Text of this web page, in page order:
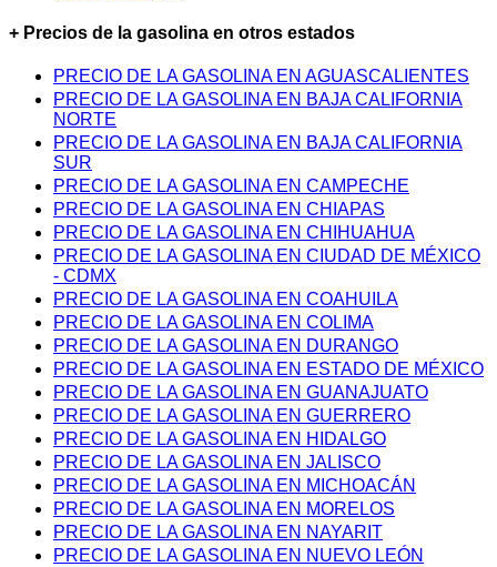
+ Precios de la gasolina en otros estados
PRECIO DE LA GASOLINA EN AGUASCALIENTES
PRECIO DE LA GASOLINA EN BAJA CALIFORNIA
NORTE
PRECIO DE LA GASOLINA EN BAJA CALIFORNIA
SUR
PRECIO DE LA GASOLINA EN CAMPECHE
PRECIO DE LA GASOLINA EN CHIAPAS
PRECIO DE LA GASOLINA EN CHIHUAHUA
PRECIO DE LA GASOLINA EN CIUDAD DE MÉXICO
- CDMX
PRECIO DE LA GASOLINA EN COAHUILA
PRECIO DE LA GASOLINA EN COLIMA
PRECIO DE LA GASOLINA EN DURANGO
PRECIO DE LA GASOLINA EN ESTADO DE MÉXICO
PRECIO DE LA GASOLINA EN GUANAJUATO
PRECIO DE LA GASOLINA EN GUERRERO
PRECIO DE LA GASOLINA EN HIDALGO
PRECIO DE LA GASOLINA EN JALISCO
PRECIO DE LA GASOLINA EN MICHOACÁN
PRECIO DE LA GASOLINA EN MORELOS
PRECIO DE LA GASOLINA EN NAYARIT
PRECIO DE LA GASOLINA EN NUEVO LEÓN